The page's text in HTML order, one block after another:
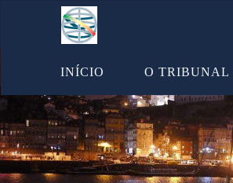
INÍCIO O TRIBUNAL
Tooltip content